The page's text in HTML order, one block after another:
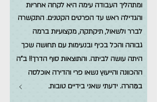
ומתהליך העבודה עימה היא לקחה אחריות
והגדילה ראש עד הפרטים הקטנים. התקשרה
לברר ולשאול, תיקתקה, מקצועיות ברמה
גבוהה והכל בכיף ובנעימות עם תחושה שכך
היתה עושה לביתה. והתוצאות סוף הדרך!! ב"ה
ההכוונה והייעוץ נשאו פרי והדירה אוכלסה
במהרה. ידעתי שאני בידיים טובות.